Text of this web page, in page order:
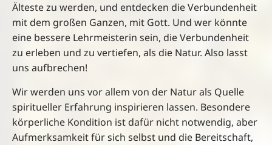
Älteste zu werden, und entdecken die Verbundenheit
mit dem großen Ganzen, mit Gott. Und wer könnte
eine bessere Lehrmeisterin sein, die Verbundenheit
zu erleben und zu vertiefen, als die Natur. Also lasst
uns aufbrechen!
Wir werden uns vor allem von der Natur als Quelle
spiritueller Erfahrung inspirieren lassen. Besondere
körperliche Kondition ist dafür nicht notwendig, aber
Aufmerksamkeit für sich selbst und die Bereitschaft,